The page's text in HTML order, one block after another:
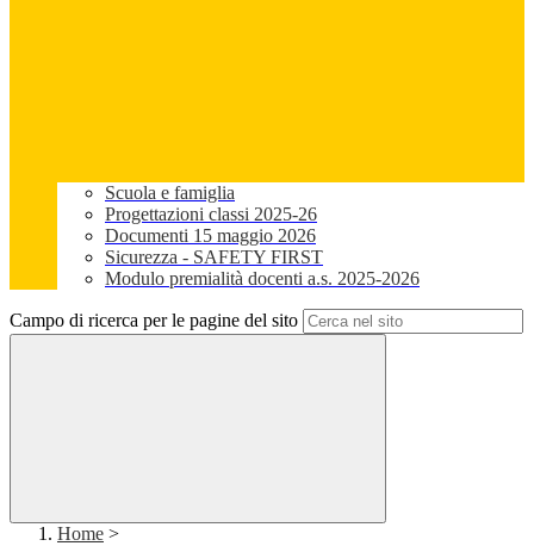
Scuola e famiglia
Progettazioni classi 2025-26
Documenti 15 maggio 2026
Sicurezza - SAFETY FIRST
Modulo premialità docenti a.s. 2025-2026
Campo di ricerca per le pagine del sito
Home >